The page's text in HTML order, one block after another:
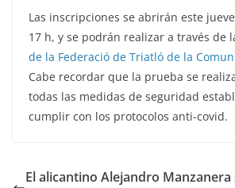
Las inscripciones se abrirán este
17 h, y se podrán realizar a través de
de la Federació de Triatló de la
Cabe recordar que la prueba se
todas las medidas de seguridad
cumplir con los protocolos anti-covid.
El alicantino Alejandro